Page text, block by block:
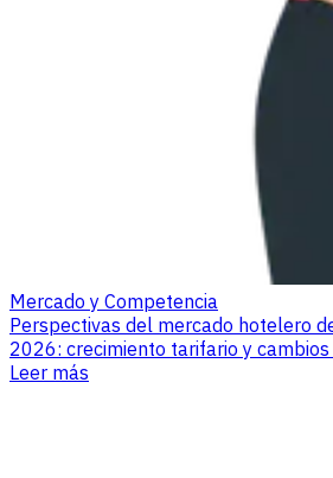
Mercado y Competencia
Perspectivas del mercado hotelero
2026: crecimiento tarifario y
Leer más